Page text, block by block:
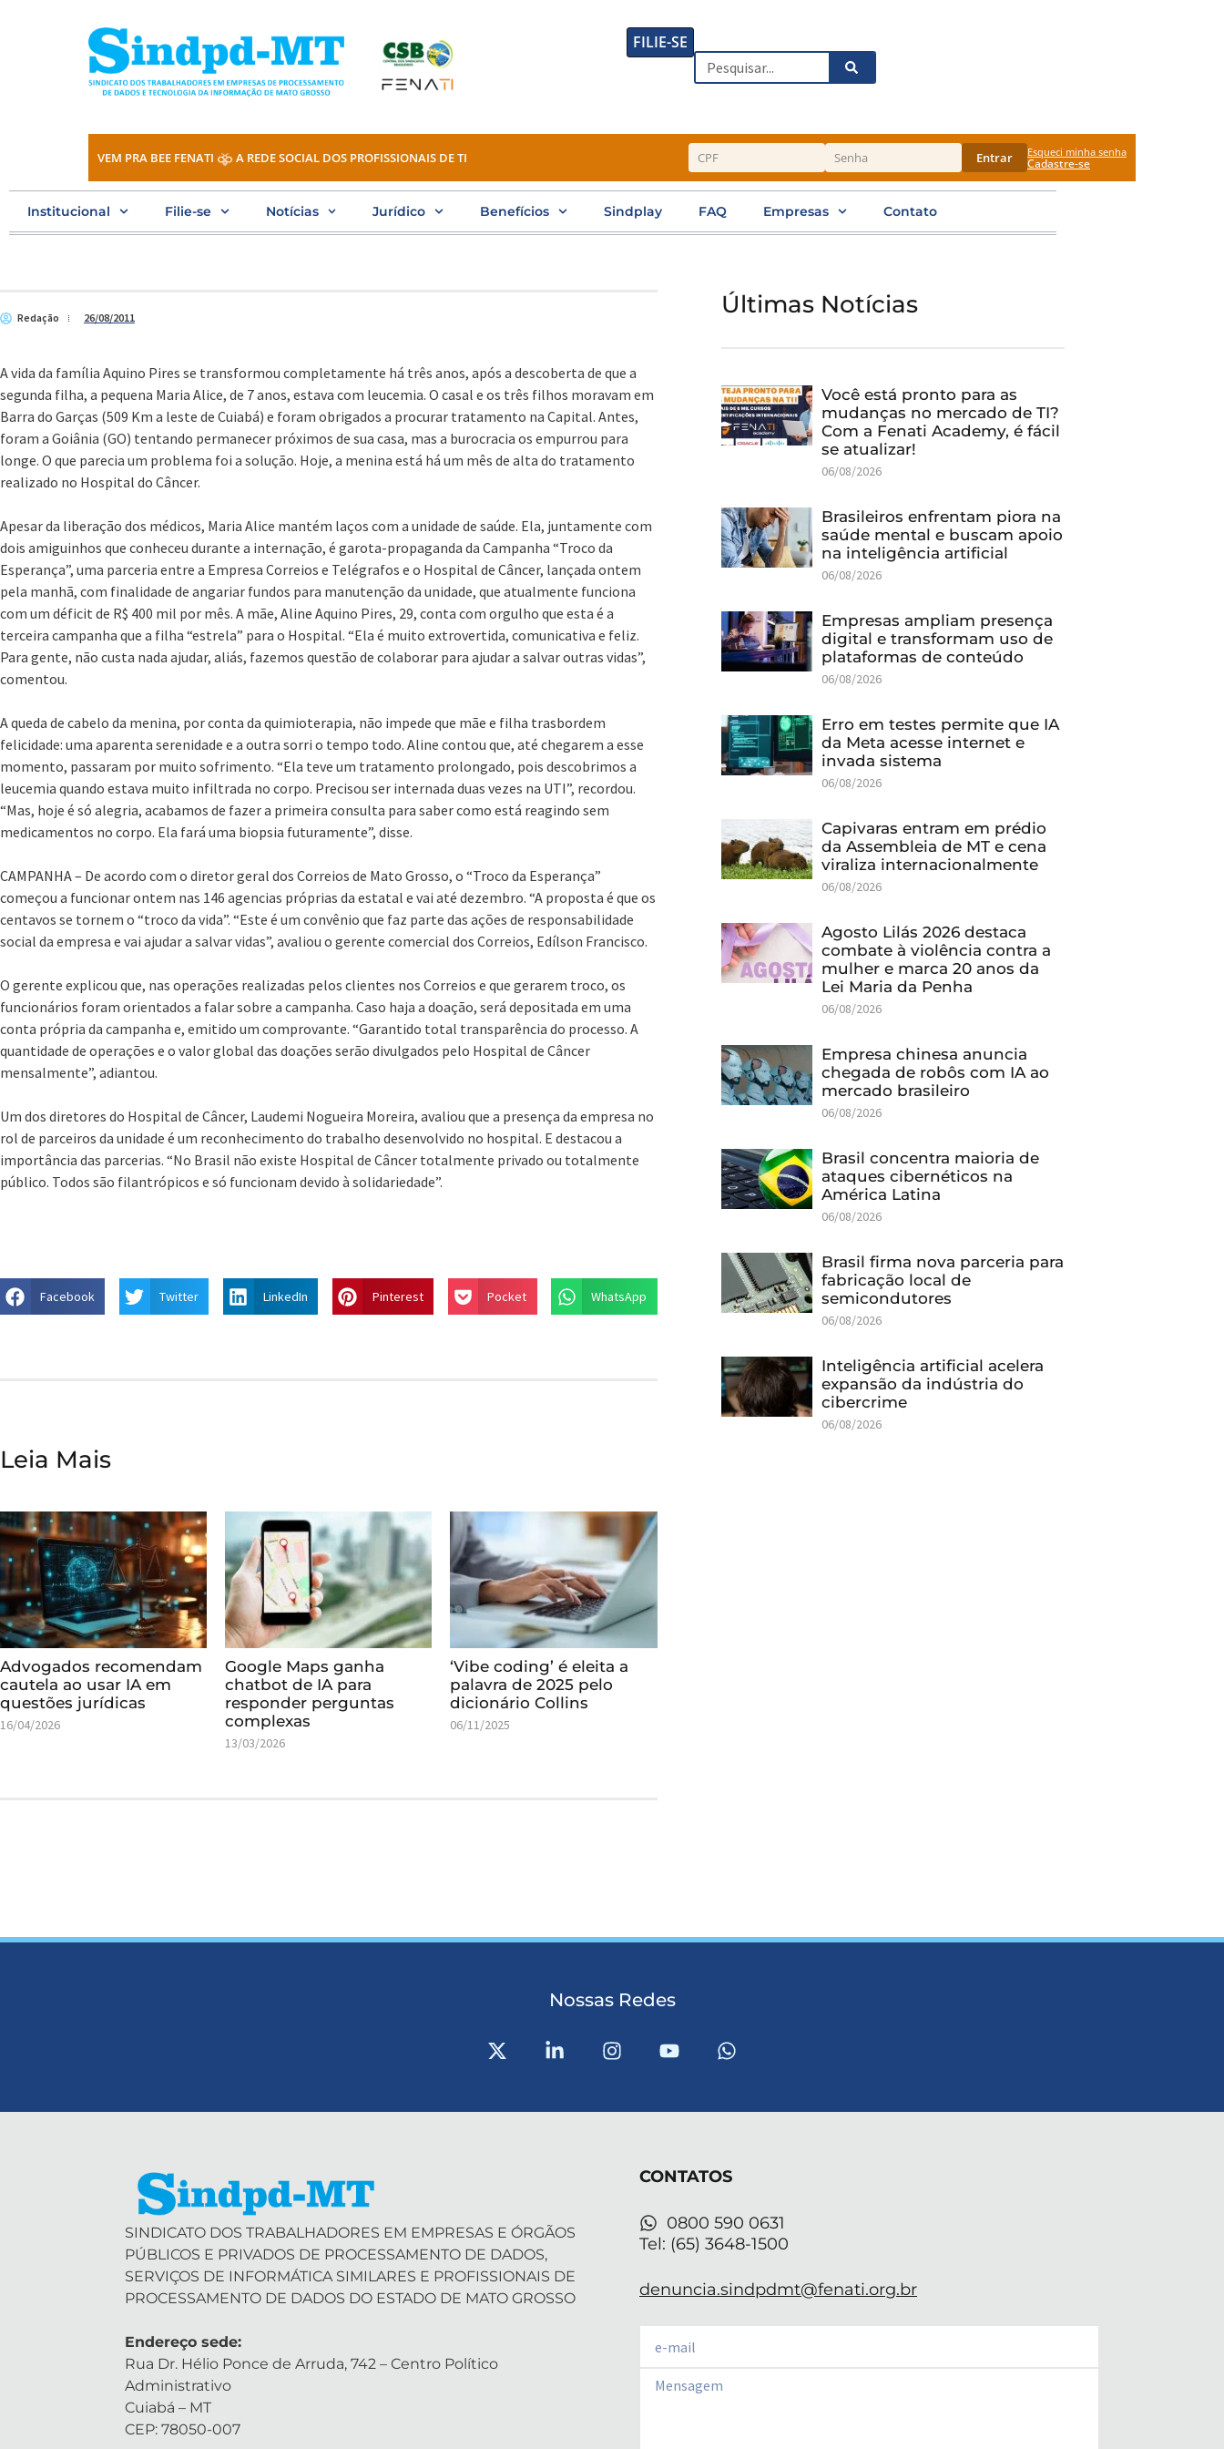
FILIE-SE
Search
VEM PRA BEE FENATI A REDE SOCIAL DOS PROFISSIONAIS DE TI Entrar Esqueci minha senha
Cadastre-se
Institucional Filie-se Notícias Jurídico Benefícios Sindplay FAQ Empresas Contato
Redação 26/08/2011
A vida da família Aquino Pires se transformou completamente há três anos, após a descoberta de que a
segunda filha, a pequena Maria Alice, de 7 anos, estava com leucemia. O casal e os três filhos moravam em
Barra do Garças (509 Km a leste de Cuiabá) e foram obrigados a procurar tratamento na Capital. Antes,
foram a Goiânia (GO) tentando permanecer próximos de sua casa, mas a burocracia os empurrou para
longe. O que parecia um problema foi a solução. Hoje, a menina está há um mês de alta do tratamento
realizado no Hospital do Câncer.
Apesar da liberação dos médicos, Maria Alice mantém laços com a unidade de saúde. Ela, juntamente com
dois amiguinhos que conheceu durante a internação, é garota-propaganda da Campanha “Troco da
Esperança”, uma parceria entre a Empresa Correios e Telégrafos e o Hospital de Câncer, lançada ontem
pela manhã, com finalidade de angariar fundos para manutenção da unidade, que atualmente funciona
com um déficit de R$ 400 mil por mês. A mãe, Aline Aquino Pires, 29, conta com orgulho que esta é a
terceira campanha que a filha “estrela” para o Hospital. “Ela é muito extrovertida, comunicativa e feliz.
Para gente, não custa nada ajudar, aliás, fazemos questão de colaborar para ajudar a salvar outras vidas”,
comentou.
A queda de cabelo da menina, por conta da quimioterapia, não impede que mãe e filha trasbordem
felicidade: uma aparenta serenidade e a outra sorri o tempo todo. Aline contou que, até chegarem a esse
momento, passaram por muito sofrimento. “Ela teve um tratamento prolongado, pois descobrimos a
leucemia quando estava muito infiltrada no corpo. Precisou ser internada duas vezes na UTI”, recordou.
“Mas, hoje é só alegria, acabamos de fazer a primeira consulta para saber como está reagindo sem
medicamentos no corpo. Ela fará uma biopsia futuramente”, disse.
CAMPANHA – De acordo com o diretor geral dos Correios de Mato Grosso, o “Troco da Esperança”
começou a funcionar ontem nas 146 agencias próprias da estatal e vai até dezembro. “A proposta é que os
centavos se tornem o “troco da vida”. “Este é um convênio que faz parte das ações de responsabilidade
social da empresa e vai ajudar a salvar vidas”, avaliou o gerente comercial dos Correios, Edílson Francisco.
O gerente explicou que, nas operações realizadas pelos clientes nos Correios e que gerarem troco, os
funcionários foram orientados a falar sobre a campanha. Caso haja a doação, será depositada em uma
conta própria da campanha e, emitido um comprovante. “Garantido total transparência do processo. A
quantidade de operações e o valor global das doações serão divulgados pelo Hospital de Câncer
mensalmente”, adiantou.
Um dos diretores do Hospital de Câncer, Laudemi Nogueira Moreira, avaliou que a presença da empresa no
rol de parceiros da unidade é um reconhecimento do trabalho desenvolvido no hospital. E destacou a
importância das parcerias. “No Brasil não existe Hospital de Câncer totalmente privado ou totalmente
público. Todos são filantrópicos e só funcionam devido à solidariedade”.
Facebook Twitter LinkedIn Pinterest Pocket WhatsApp
Leia Mais
Advogados recomendam
cautela ao usar IA em
questões jurídicas
16/04/2026
Google Maps ganha
chatbot de IA para
responder perguntas
complexas
13/03/2026
‘Vibe coding’ é eleita a
palavra de 2025 pelo
dicionário Collins
06/11/2025
Últimas Notícias
Você está pronto para as
mudanças no mercado de TI?
Com a Fenati Academy, é fácil
se atualizar!
06/08/2026
Brasileiros enfrentam piora na
saúde mental e buscam apoio
na inteligência artificial
06/08/2026
Empresas ampliam presença
digital e transformam uso de
plataformas de conteúdo
06/08/2026
Erro em testes permite que IA
da Meta acesse internet e
invada sistema
06/08/2026
Capivaras entram em prédio
da Assembleia de MT e cena
viraliza internacionalmente
06/08/2026
Agosto Lilás 2026 destaca
combate à violência contra a
mulher e marca 20 anos da
Lei Maria da Penha
06/08/2026
Empresa chinesa anuncia
chegada de robôs com IA ao
mercado brasileiro
06/08/2026
Brasil concentra maioria de
ataques cibernéticos na
América Latina
06/08/2026
Brasil firma nova parceria para
fabricação local de
semicondutores
06/08/2026
Inteligência artificial acelera
expansão da indústria do
cibercrime
06/08/2026
Nossas Redes
X
-
L
i
i
n
I
n
Y
o
e
W
h
p
p
SINDICATO DOS TRABALHADORES EM EMPRESAS E ÓRGÃOS
PÚBLICOS E PRIVADOS DE PROCESSAMENTO DE DADOS,
SERVIÇOS DE INFORMÁTICA SIMILARES E PROFISSIONAIS DE
PROCESSAMENTO DE DADOS DO ESTADO DE MATO GROSSO
Endereço sede:
Rua Dr. Hélio Ponce de Arruda, 742 – Centro Político
Administrativo
Cuiabá – MT
CEP: 78050-007
CONTATOS
0800 590 0631
Tel: (65) 3648-1500
denuncia.sindpdmt@fenati.org.br
Email